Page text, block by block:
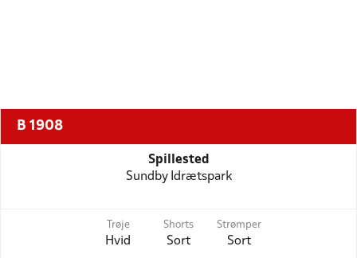
B 1908
Spillested
Sundby Idrætspark
Trøje
Hvid
Shorts
Sort
Strømper
Sort